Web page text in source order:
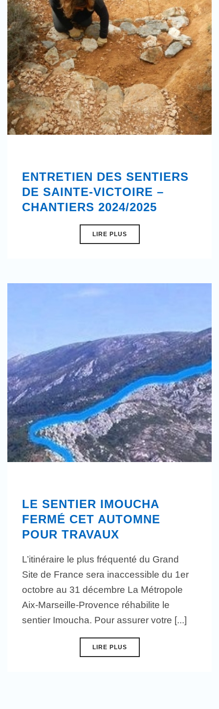
ENTRETIEN DES SENTIERS
DE SAINTE-VICTOIRE –
CHANTIERS 2024/2025
LIRE PLUS
LE SENTIER IMOUCHA
FERMÉ CET AUTOMNE
POUR TRAVAUX
L’itinéraire le plus fréquenté du Grand
Site de France sera inaccessible du 1er
octobre au 31 décembre La Métropole
Aix-Marseille-Provence réhabilite le
sentier Imoucha. Pour assurer votre [...]
LIRE PLUS